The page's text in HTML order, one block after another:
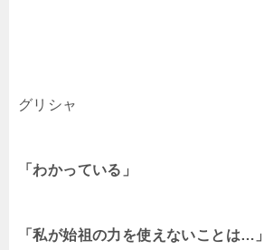
グリシャ
「わかっている」
「私が始祖の力を使えないことは…」